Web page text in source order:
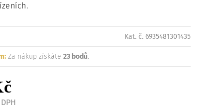
Kat. č. 6935481301435
Za nákup získáte23 bodů.